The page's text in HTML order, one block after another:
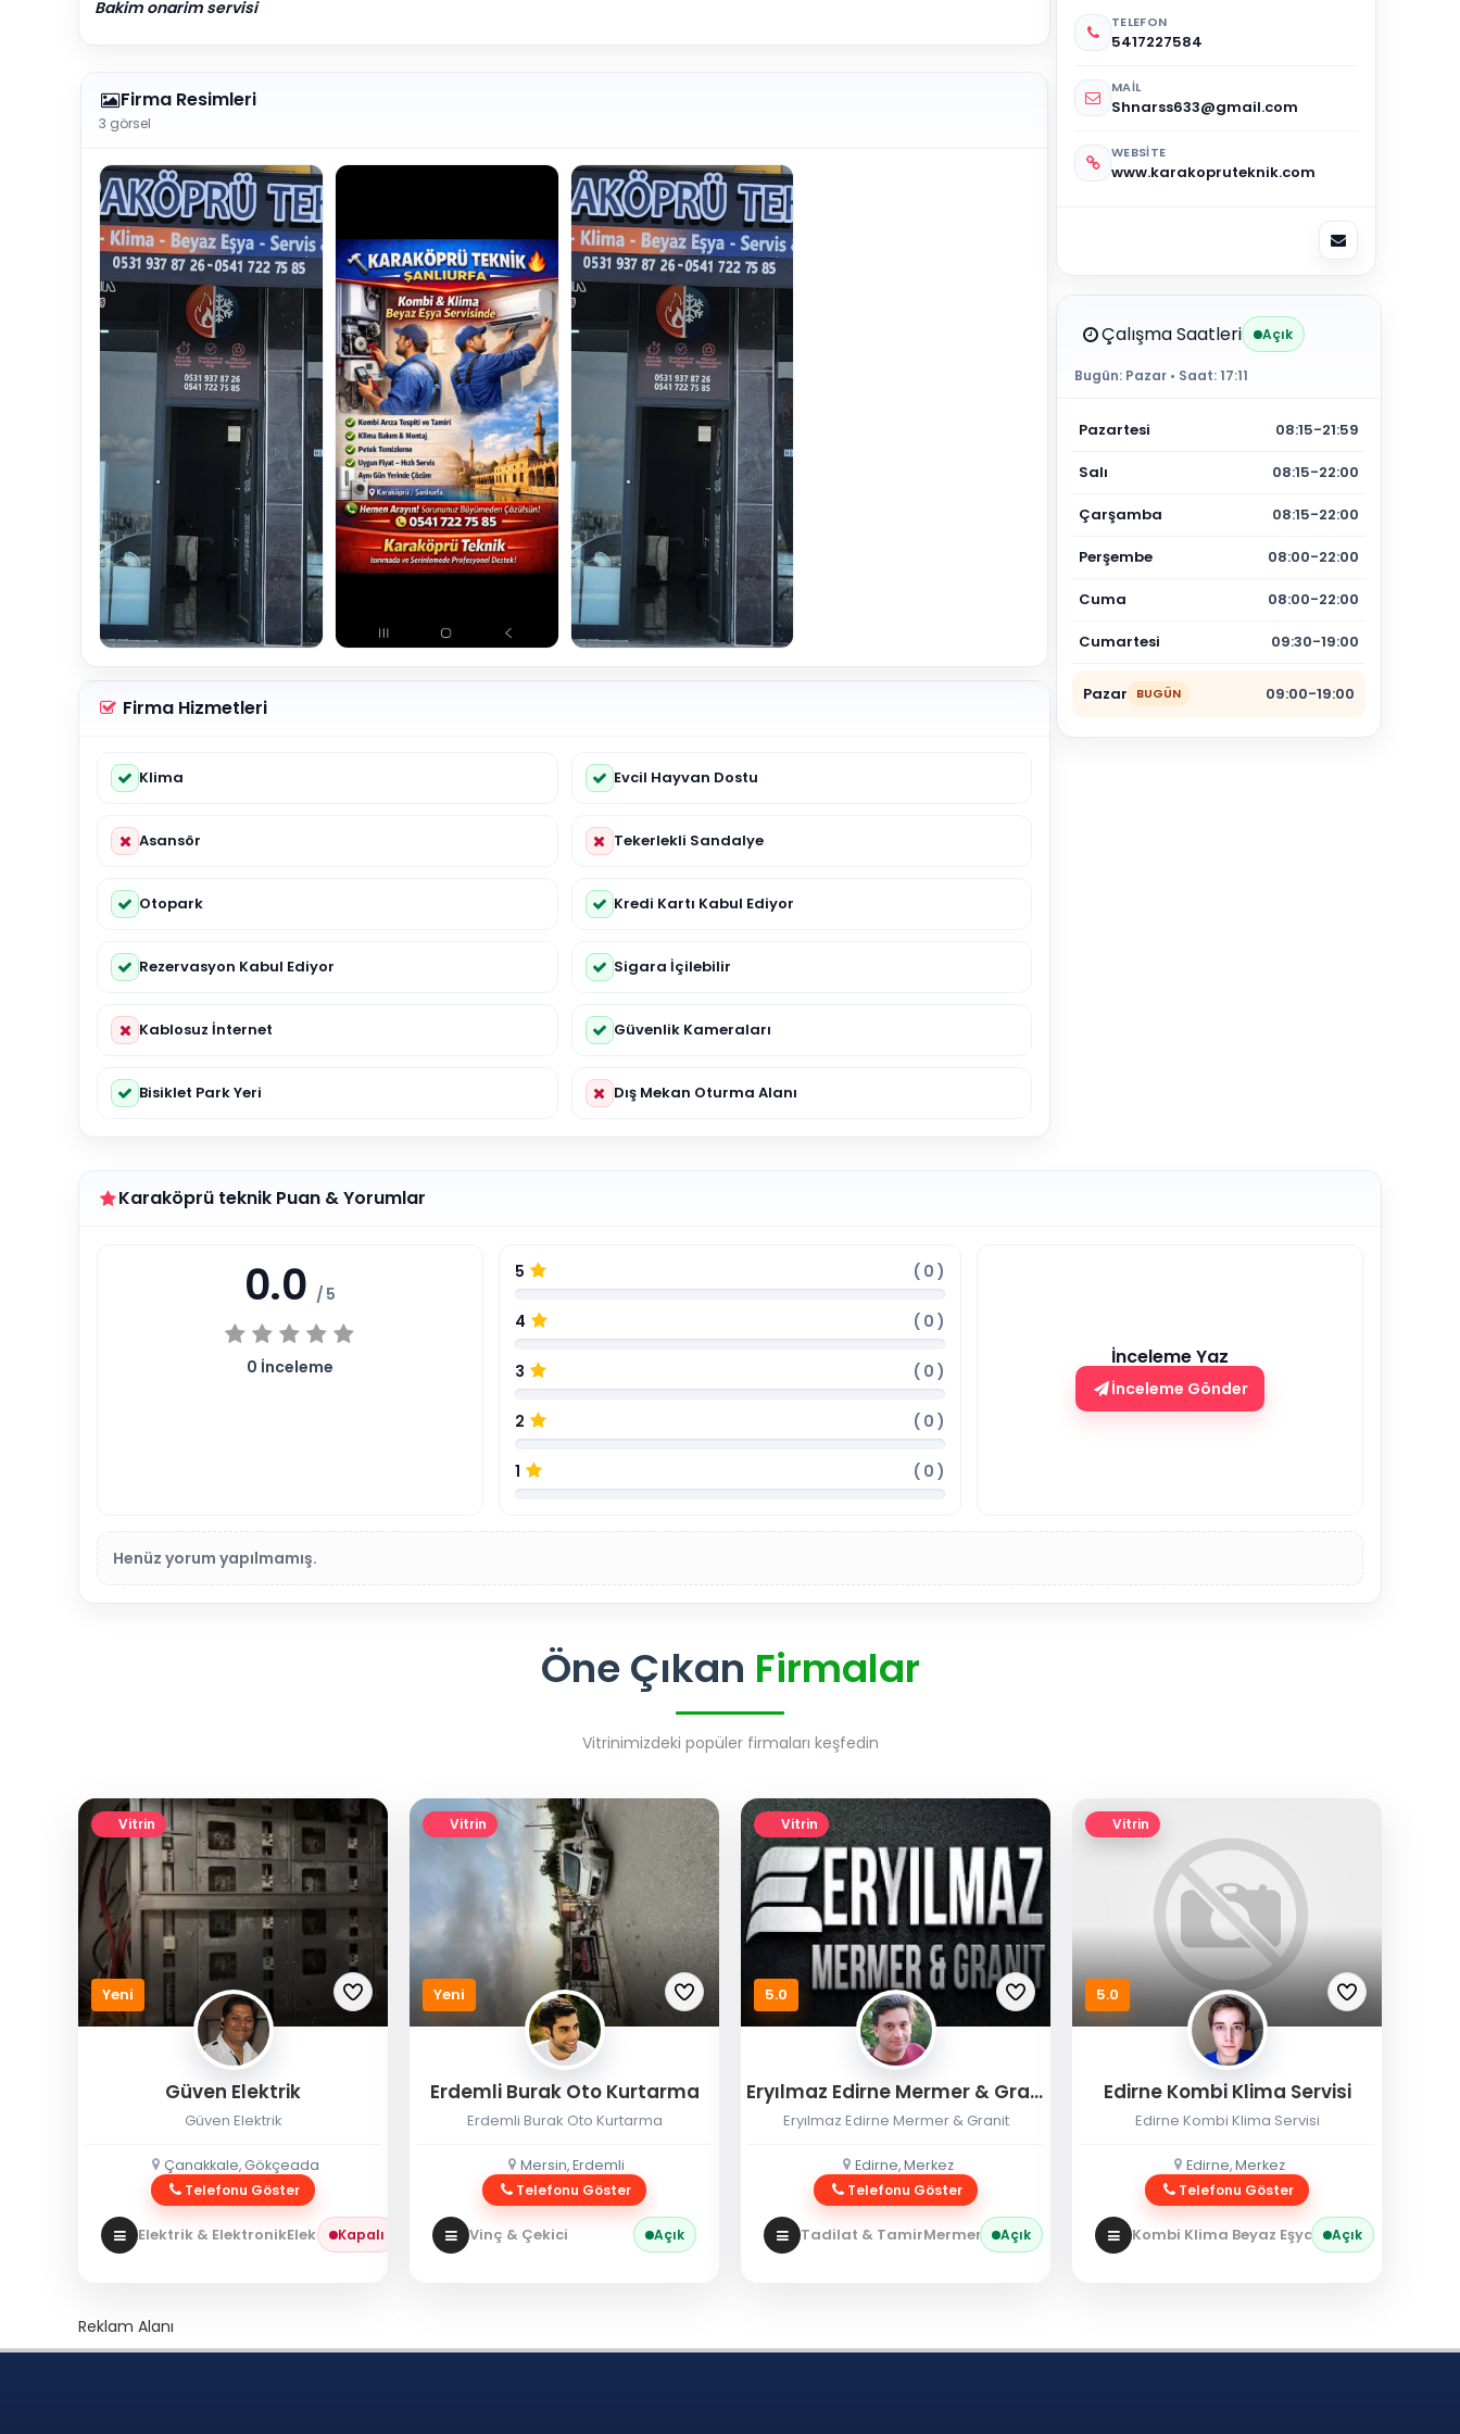
Bakim onarim servisi
Firma Resimleri
3 görsel
Firma Hizmetleri
Klima Evcil Hayvan Dostu
Asansör Tekerlekli Sandalye
Otopark Kredi Kartı Kabul Ediyor
Rezervasyon Kabul Ediyor Sigara İçilebilir
Kablosuz İnternet Güvenlik Kameraları
Bisiklet Park Yeri Dış Mekan Oturma Alanı
TELEFON
5417227584
MAIL
Shnarss633@gmail.com
WEBSITE
www.karakopruteknik.com
Çalışma Saatleri Açık
Bugün: Pazar • Saat:17:11
Pazartesi 08:15-21:59
Salı 08:15-22:00
Çarşamba 08:15-22:00
Perşembe 08:00-22:00
Cuma 08:00-22:00
Cumartesi 09:30-19:00
Pazar BUGÜN 09:00-19:00
Karaköprü teknik Puan & Yorumlar
0.0 / 5
0 İnceleme
5 ( 0 )
4 ( 0 )
3 ( 0 )
2 ( 0 )
1 ( 0 )
İnceleme Yaz
İnceleme Gönder
Henüz yorum yapılmamış.
Öne Çıkan Firmalar
Vitrinimizdeki popüler firmaları keşfedin
Vitrin
Yeni
Güven Elektrik
Güven Elektrik
Çanakkale, Gökçeada
Telefonu Göster
Elektrik & ElektronikElektrikçiKapalı
Vitrin
Yeni
Erdemli Burak Oto Kurtarma
Erdemli Burak Oto Kurtarma
Mersin, Erdemli
Telefonu Göster
Vinç & Çekici Açık
Vitrin
5.0
Eryılmaz Edirne Mermer & Granit
Eryılmaz Edirne Mermer & Granit
Edirne, Merkez
Telefonu Göster
Tadilat & TamirMermer / Granit
Açık
Vitrin
5.0
Edirne Kombi Klima Servisi
Edirne Kombi Klima Servisi
Edirne, Merkez
Telefonu Göster
Kombi Klima Beyaz Eşya Kombi Servisi
Açık
Reklam Alanı